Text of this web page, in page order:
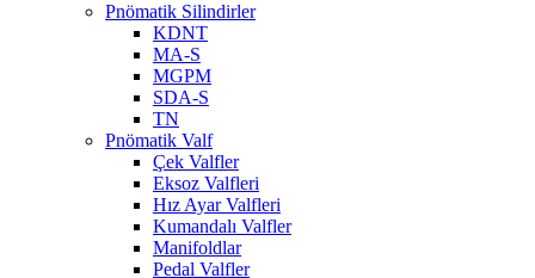
Pnömatik Silindirler
KDNT
MA-S
MGPM
SDA-S
TN
Pnömatik Valf
Çek Valfler
Eksoz Valfleri
Hız Ayar Valfleri
Kumandalı Valfler
Manifoldlar
Pedal Valfler